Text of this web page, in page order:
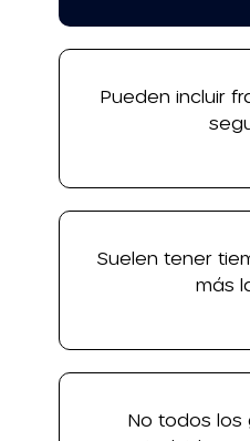
Pueden incluir
Suelen tener
más
No todos los